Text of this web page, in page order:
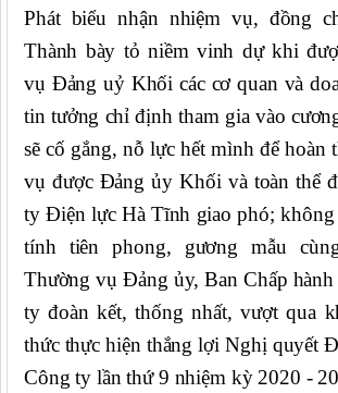
Phát biểu nhận nhiệm vụ, đồng
Thành bày tỏ niềm vinh dự khi
vụ Đảng uỷ Khốicác cơ quan vàd
tin tưởng chỉ định tham gia vào
sẽ cố gắng, nỗ lực hết mình để hoàn
vụ được Đảng ủyKhối và toàn thể
ty Điện lực Hà Tĩnh giao phó; không
tính tiên phong, gương mẫu
Thường vụ Đảng ủy, Ban Chấp
ty đoàn kết, thống nhất, vượt qua
thức thực hiện thắng lợi Nghị quyết
Công ty lần thứ 9 nhiệm kỳ 2020 -